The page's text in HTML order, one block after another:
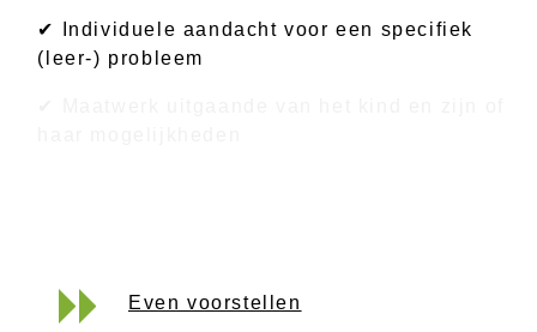
✔ Individuele aandacht voor een specifiek
(leer-) probleem
Even voorstellen